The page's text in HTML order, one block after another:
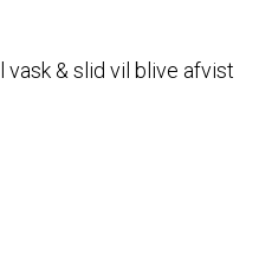
vask & slid vil blive afvist